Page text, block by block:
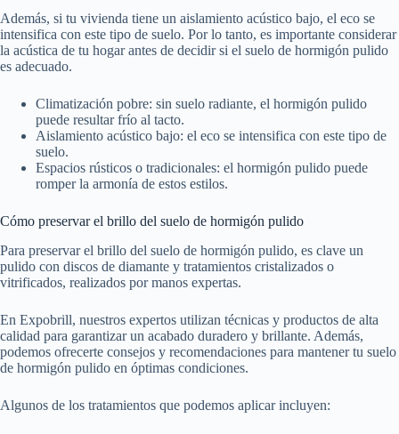
Además, si tu vivienda tiene un aislamiento acústico bajo, el eco se
intensifica con este tipo de suelo. Por lo tanto, es importante considerar
la acústica de tu hogar antes de decidir si el suelo de hormigón pulido
es adecuado.
Climatización pobre: sin suelo radiante, el hormigón pulido
puede resultar frío al tacto.
Aislamiento acústico bajo: el eco se intensifica con este tipo de
suelo.
Espacios rústicos o tradicionales: el hormigón pulido puede
romper la armonía de estos estilos.
Cómo preservar el brillo del suelo de hormigón pulido
Para preservar el brillo del suelo de hormigón pulido, es clave un
pulido con discos de diamante y tratamientos cristalizados o
vitrificados, realizados por manos expertas.
En Expobrill, nuestros expertos utilizan técnicas y productos de alta
calidad para garantizar un acabado duradero y brillante. Además,
podemos ofrecerte consejos y recomendaciones para mantener tu suelo
de hormigón pulido en óptimas condiciones.
Algunos de los tratamientos que podemos aplicar incluyen: